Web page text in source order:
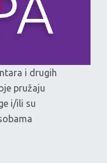
i drugih
pružaju
i/ili su